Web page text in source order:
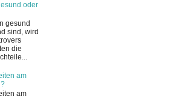
oder
gesund
sind, wird
die
am
am